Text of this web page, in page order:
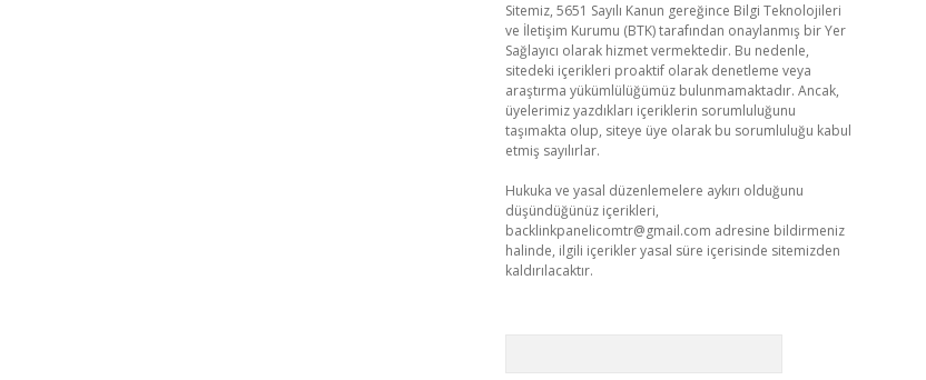
Sitemiz, 5651 Sayılı Kanun gereğince Bilgi Teknolojileri
ve İletişim Kurumu (BTK) tarafından onaylanmış bir Yer
Sağlayıcı olarak hizmet vermektedir. Bu nedenle,
sitedeki içerikleri proaktif olarak denetleme veya
araştırma yükümlülüğümüz bulunmamaktadır. Ancak,
üyelerimiz yazdıkları içeriklerin sorumluluğunu
taşımakta olup, siteye üye olarak bu sorumluluğu kabul
etmiş sayılırlar.
Hukuka ve yasal düzenlemelere aykırı olduğunu
düşündüğünüz içerikleri,
backlinkpanelicomtr@gmail.com adresine bildirmeniz
halinde, ilgili içerikler yasal süre içerisinde sitemizden
kaldırılacaktır.